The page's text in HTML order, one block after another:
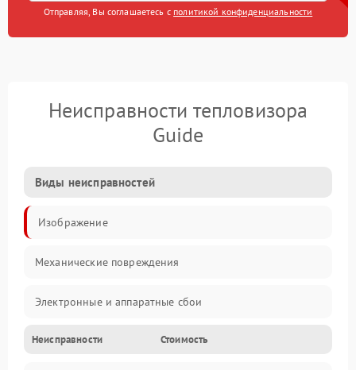
Отправляя, Вы соглашаетесь с политикой конфиденциальности
Неисправности тепловизора
Guide
Виды неисправностей
Изображение
Механические повреждения
Электронные и аппаратные сбои
Неисправности сенсора и оптики
Неисправности Стоимость